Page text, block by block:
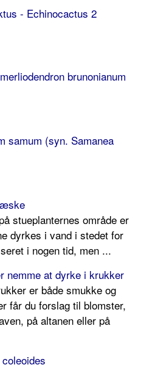
- Echinocactus 2
brunonianum
samum (syn. Samanea
stueplanternes område er
dyrkes i vand i stedet for
i nogen tid, men ...
nemme at dyrke i krukker
er både smukke og
får du forslag til blomster,
på altanen eller på